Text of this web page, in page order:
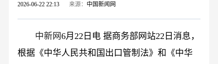
2026-06-22 22:13 来源： 中国新闻网
中新网6月22日电 据商务部网站22日消息，
根据《中华人民共和国出口管制法》和《中华